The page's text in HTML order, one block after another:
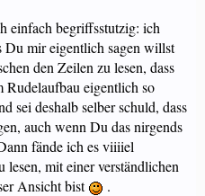
einfach begriffsstutzig: ich
Du mir eigentlich sagen willst
den Zeilen zu lesen, dass
Rudelaufbau eigentlich so
sei deshalb selber schuld, dass
auch wenn Du das nirgends
fände ich es viiiiel
lesen, mit einer verständlichen
Ansicht bist
.